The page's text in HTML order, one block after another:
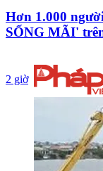
Hơn 1.000
SỐNG MÃI'
2 giờ